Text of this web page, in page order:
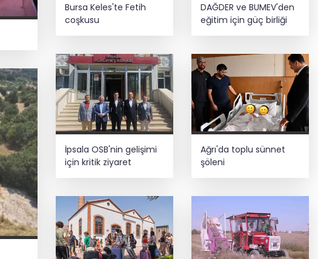
Bursa Keles'te Fetih
coşkusu
DAĞDER ve BUMEV'den
eğitim için güç birliği
İpsala OSB'nin gelişimi
için kritik ziyaret
Ağrı'da toplu sünnet
şöleni